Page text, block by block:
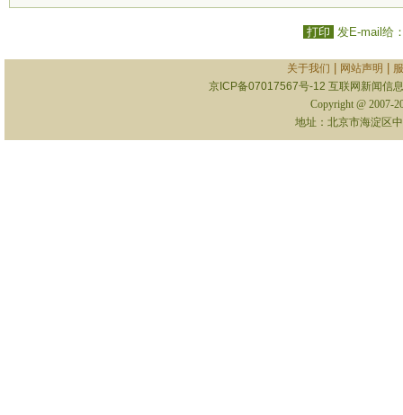
打印 发E-mail给
关于我们 网站声明
京ICP备07017567号-12 互联网新闻信
Copyright @ 2007-
地址：北京市海淀区